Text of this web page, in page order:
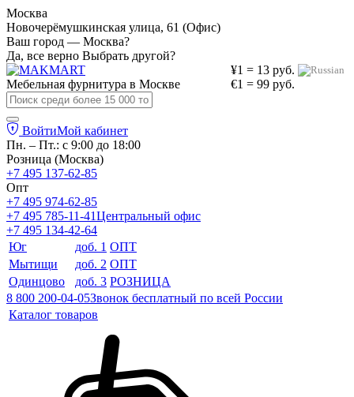
Москва
Новочерёмушкинская улица, 61 (Офис)
Ваш город — Москва?
Да, все верно Выбрать другой?
¥1 = 13 руб.
€1 = 99 руб.
Мебельная фурнитура в Москве
ВойтиМой кабинет
Пн. – Пт.: с 9:00 до 18:00
Розница (Москва)
+7 495 137-62-85
Опт
+7 495 974-62-85
+7 495 785-11-41Центральный офис
+7 495 134-42-64
Юг
доб. 1 ОПТ
Мытищи
доб. 2 ОПТ
Одинцово
доб. 3 РОЗНИЦА
8 800 200-04-05Звонок бесплатный по всей России
Каталог товаров